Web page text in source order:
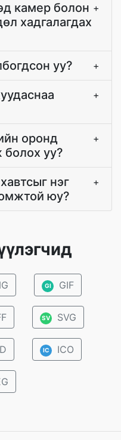
камер болон
хадгалагдах
+
уу? +
+
оронд
болох уу?
+
нэг
юу?
+
GI GIF
SV SVG
IC ICO